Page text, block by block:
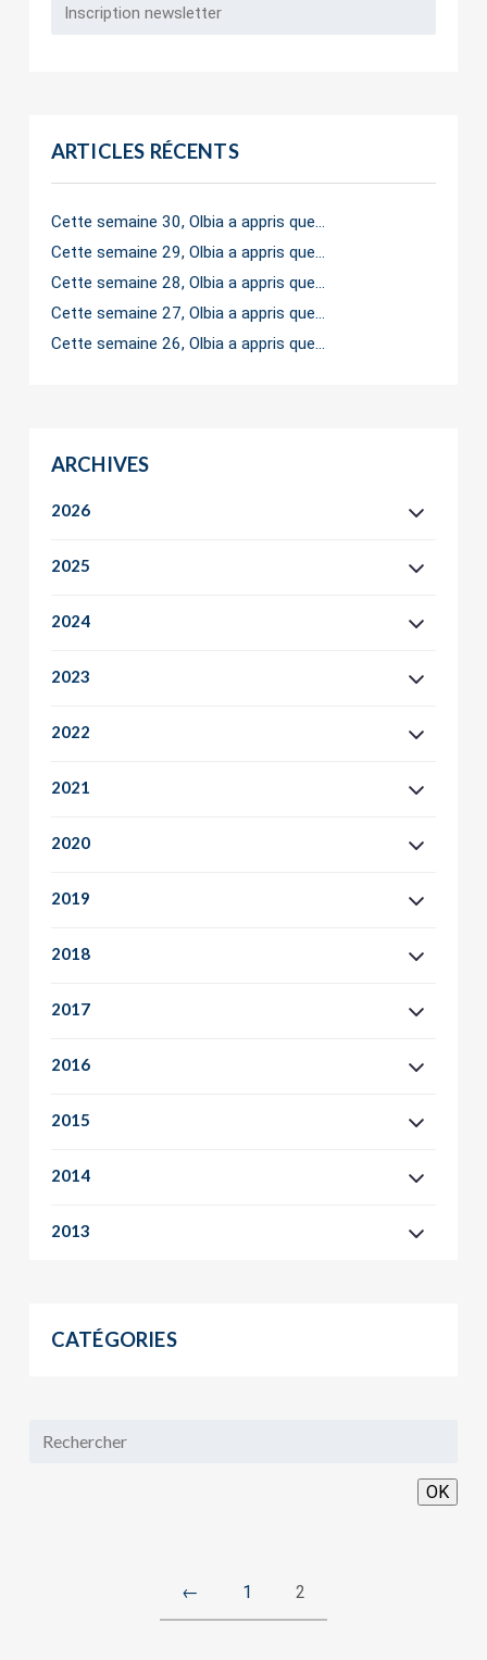
ARTICLES RÉCENTS
Cette semaine 30, Olbia a appris que…
Cette semaine 29, Olbia a appris que…
Cette semaine 28, Olbia a appris que…
Cette semaine 27, Olbia a appris que…
Cette semaine 26, Olbia a appris que…
ARCHIVES
2026
2025
2024
2023
2022
2021
2020
2019
2018
2017
2016
2015
2014
2013
CATÉGORIES
OK
← 1 2